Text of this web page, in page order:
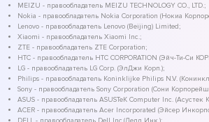
MEIZU - правообладатель MEIZU TECHNOLOGY CO., LTD.;
Nokia - правообладатель Nokia Corporation (Нокиа
Lenovo - правообладатель Lenovo (Beijing) Limited;
Xiaomi - правообладатель Xiaomi Inc.;
ZTE - правообладатель ZTE Corporation;
HTC - правообладатель HTC CORPORATION (Эйч-Ти-Си
LG - правообладатель LG Corp. (ЭлДжи Корп.);
Philips - правообладатель Koninklijke Philips N.V.
Sony - правообладатель Sony Corporation (Сони
ASUS - правообладатель ASUSTeK Computer Inc.
ACER - правообладатель Acer Incorporated (Эйсер